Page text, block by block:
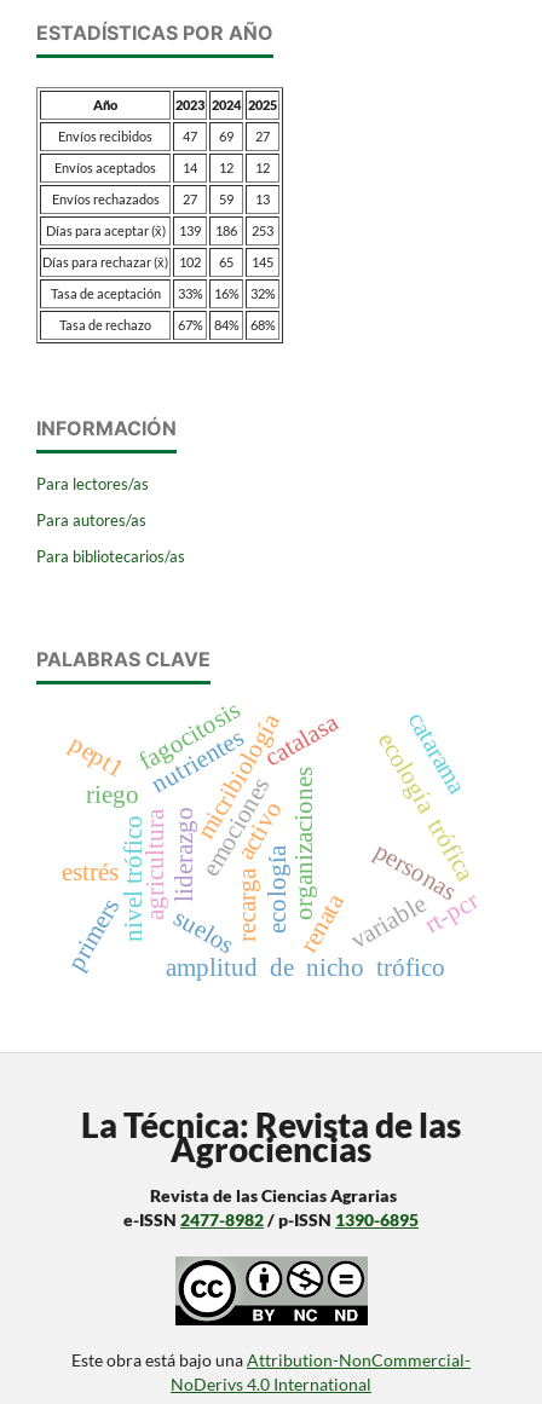
ESTADÍSTICAS POR AÑO
Año 2023 2024 2025
Envíos recibidos
47 69
27
Envíos aceptados
14 12
12
Envíos rechazados
27 59
13
Días para aceptar (x̄)
139 186
253
Días para rechazar (x̄)
102 65
145
Tasa de aceptación
33% 16%
32%
Tasa de rechazo
67% 84% 68%
INFORMACIÓN
Para lectores/as
Para autores/as
Para bibliotecarios/as
PALABRAS CLAVE
activo
liderazgo organizaciones personas
emociones
agricultura
micribiología
suelos ecología
nutrientes ecología trófica
amplitud de nicho trófico
nivel trófico renatavariable
recarga
riego catarama
catalasa
estrés
fagocitosis
pept1
primers rt-pcr
La Técnica: Revista de las
Agrociencias
Revista de las Ciencias Agrarias
e-ISSN 2477-8982/ p-ISSN 1390-6895
Este obra está bajo unaAttribution-NonCommercial-
NoDerivs 4.0 International